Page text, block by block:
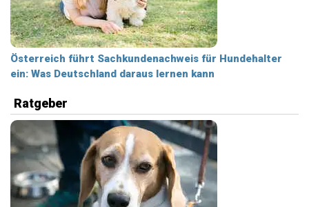
Österreich führt Sachkundenachweis für Hundehalter
ein: Was Deutschland daraus lernen kann
Ratgeber